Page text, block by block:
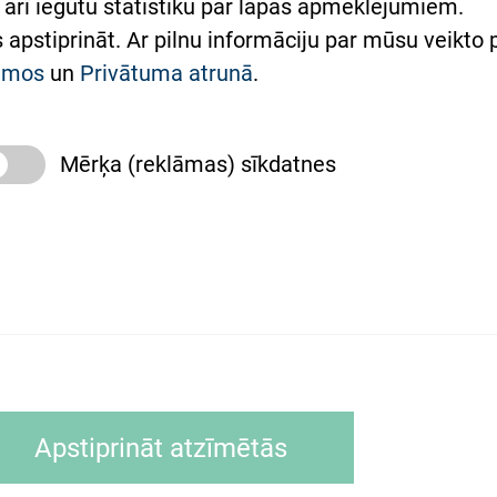
Східної лікарні
з Україною
iegūtu statistiku par lapas apmeklējumiem.
Ar pilnu informāciju par mūsu veikto
un Privātuma atrunā.
Mērķa (reklāmas) sīkdatnes
tīmekļa pārlūkprogramma (piemēram, Internet,
Apstiprināt atzīmētās